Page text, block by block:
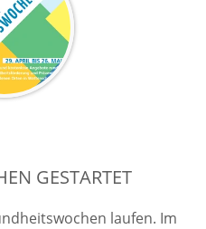
GESTARTET
laufen. Im